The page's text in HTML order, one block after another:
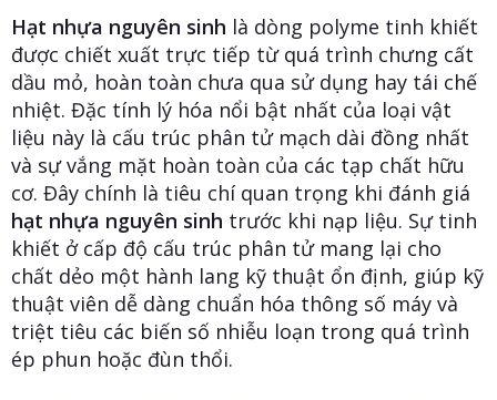
Hạt nhựa nguyên sinh là dòng polyme tinh khiết
được chiết xuất trực tiếp từ quá trình chưng cất
dầu mỏ, hoàn toàn chưa qua sử dụng hay tái chế
nhiệt. Đặc tính lý hóa nổi bật nhất của loại vật
liệu này là cấu trúc phân tử mạch dài đồng nhất
và sự vắng mặt hoàn toàn của các tạp chất hữu
cơ. Đây chính là tiêu chí quan trọng khi đánh giá
hạt nhựa nguyên sinh trước khi nạp liệu. Sự tinh
khiết ở cấp độ cấu trúc phân tử mang lại cho
chất dẻo một hành lang kỹ thuật ổn định, giúp kỹ
thuật viên dễ dàng chuẩn hóa thông số máy và
triệt tiêu các biến số nhiễu loạn trong quá trình
ép phun hoặc đùn thổi.